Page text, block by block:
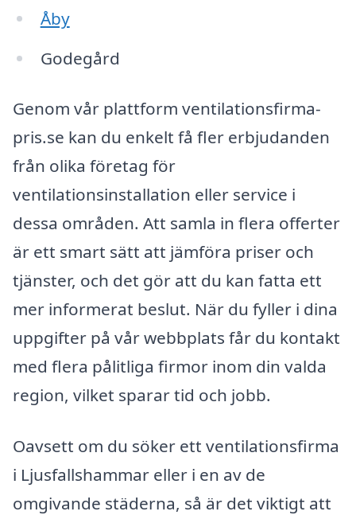
Åby
Godegård
Genom vår plattform ventilationsfirma-
pris.se kan du enkelt få fler erbjudanden
från olika företag för
ventilationsinstallation eller service i
dessa områden. Att samla in flera offerter
är ett smart sätt att jämföra priser och
tjänster, och det gör att du kan fatta ett
mer informerat beslut. När du fyller i dina
uppgifter på vår webbplats får du kontakt
med flera pålitliga firmor inom din valda
region, vilket sparar tid och jobb.
Oavsett om du söker ett ventilationsfirma
i Ljusfallshammar eller i en av de
omgivande städerna, så är det viktigt att